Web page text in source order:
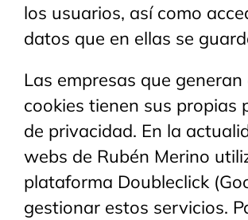
los usuarios, así como
datos que en ellas se
Las empresas que generan
cookies tienen sus propias
de privacidad. En la
webs de Rubén Merino
plataforma Doubleclick
gestionar estos servicios.